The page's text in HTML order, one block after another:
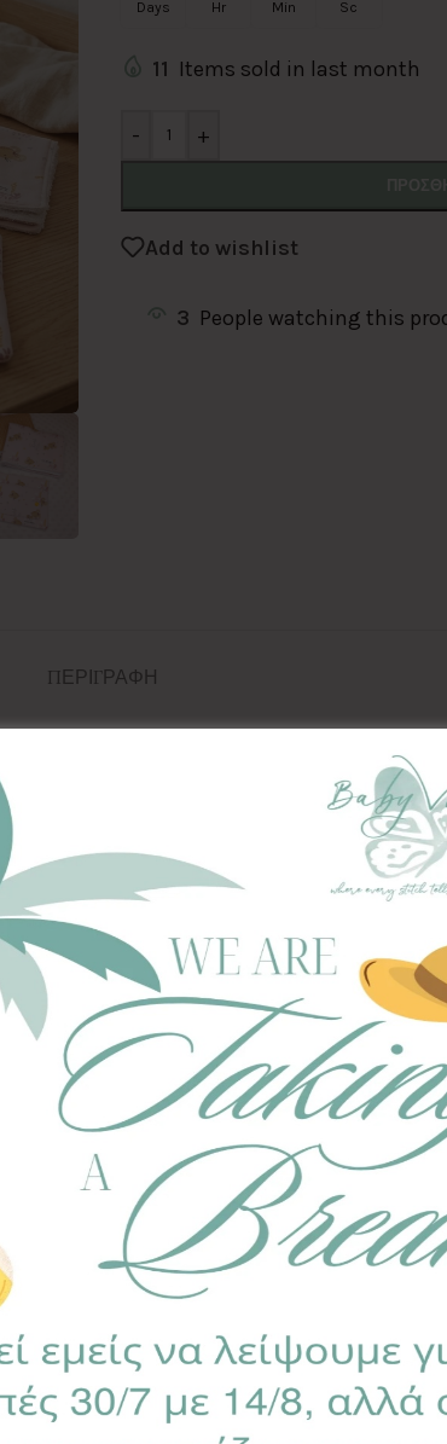
Days Hr Min Sc
11 Items sold in last month
- +
Alternative:
Add to wishlist
3 People watching this
ΠΕΡΙΓΡΑΦΉ
για την αγαπημένη σας μέλλουσα μανούλα,
να αλλάξετε πάνα στο μωρό σας, στα πιο
BabyValia, για μια νέα μανούλα που ψάχνει
βλαβερές ουσίες σύμφωνα με το Oeko-